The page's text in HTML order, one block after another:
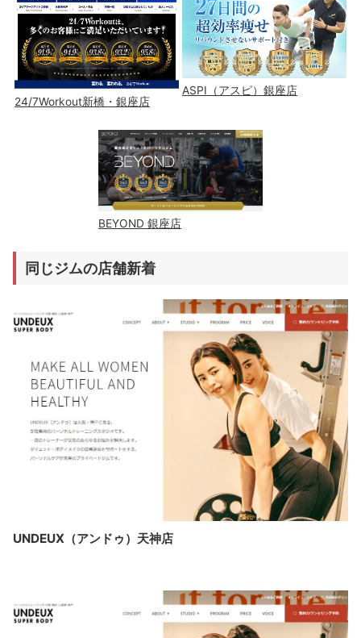
24/7Workout新橋・銀座店
ASPI（アスピ）銀座店
BEYOND 銀座店
同じジムの店舗新着
UNDEUX（アンドゥ）天神店